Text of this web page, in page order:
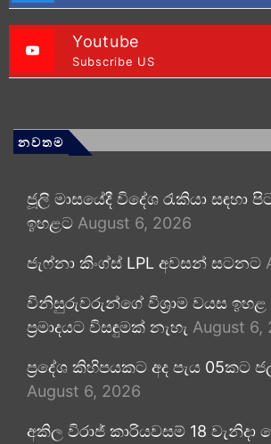
Youtube
Subscribe US
නවතම
ජූලි මාසයේදී විදේශ රැකියා සඳහා
ඉහළට August 6, 2026
ජැෆ්නා කිංග්ස් LPL අවසන් සටනට
විනිසුරුවරුන්ගේ විශ්‍රාම වයස ඉහළ
ප්‍රමාදයට විසඳුමක් නැහැ August 6,
ප්‍රදේශ කිහිපයකට අද පැය 05කට
August 6, 2026
අකිල විරාජ් කාරියවසම් 18 වැනිදා